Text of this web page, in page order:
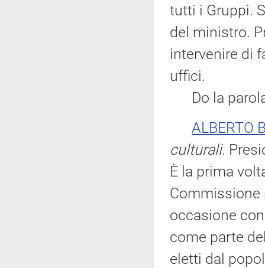
tutti i Gruppi.
del ministro.
intervenire di
uffici.
Do la
ALBERTO
culturali.
È la prima
Commissione
occasione
come parte
eletti dal